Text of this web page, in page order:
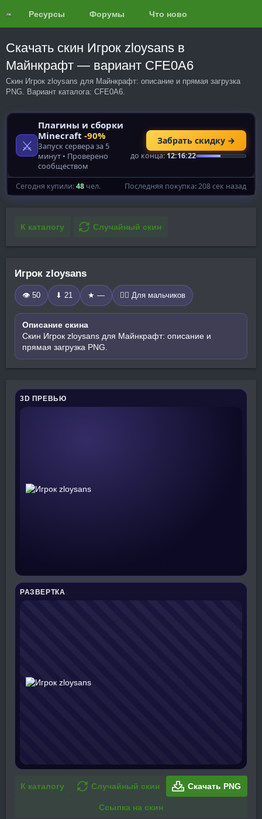
Ресурсы Форумы Что нового?
Скачать скин Игрок zloysans в
Майнкрафт — вариант CFE0A6
Скин Игрок zloysans для Майнкрафт: описание и прямая загрузка
PNG. Вариант каталога: CFE0A6.
К каталогу Случайный скин
Игрок zloysans
👁 50 ⬇ 21 ★ — 🧍‍♂️ Для мальчиков
Описание скина
Скин Игрок zloysans для Майнкрафт: описание и
прямая загрузка PNG.
3D ПРЕВЬЮ
РАЗВЕРТКА
К каталогу Случайный скин Скачать PNG
Ссылка на скин